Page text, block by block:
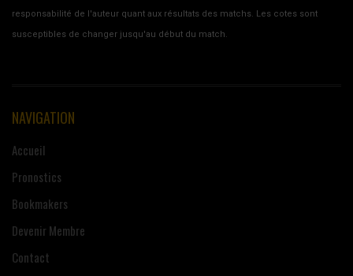
responsabilité de l'auteur quant aux résultats des matchs. Les cotes sont
susceptibles de changer jusqu'au début du match.
NAVIGATION
Accueil
Pronostics
Bookmakers
Devenir Membre
Contact